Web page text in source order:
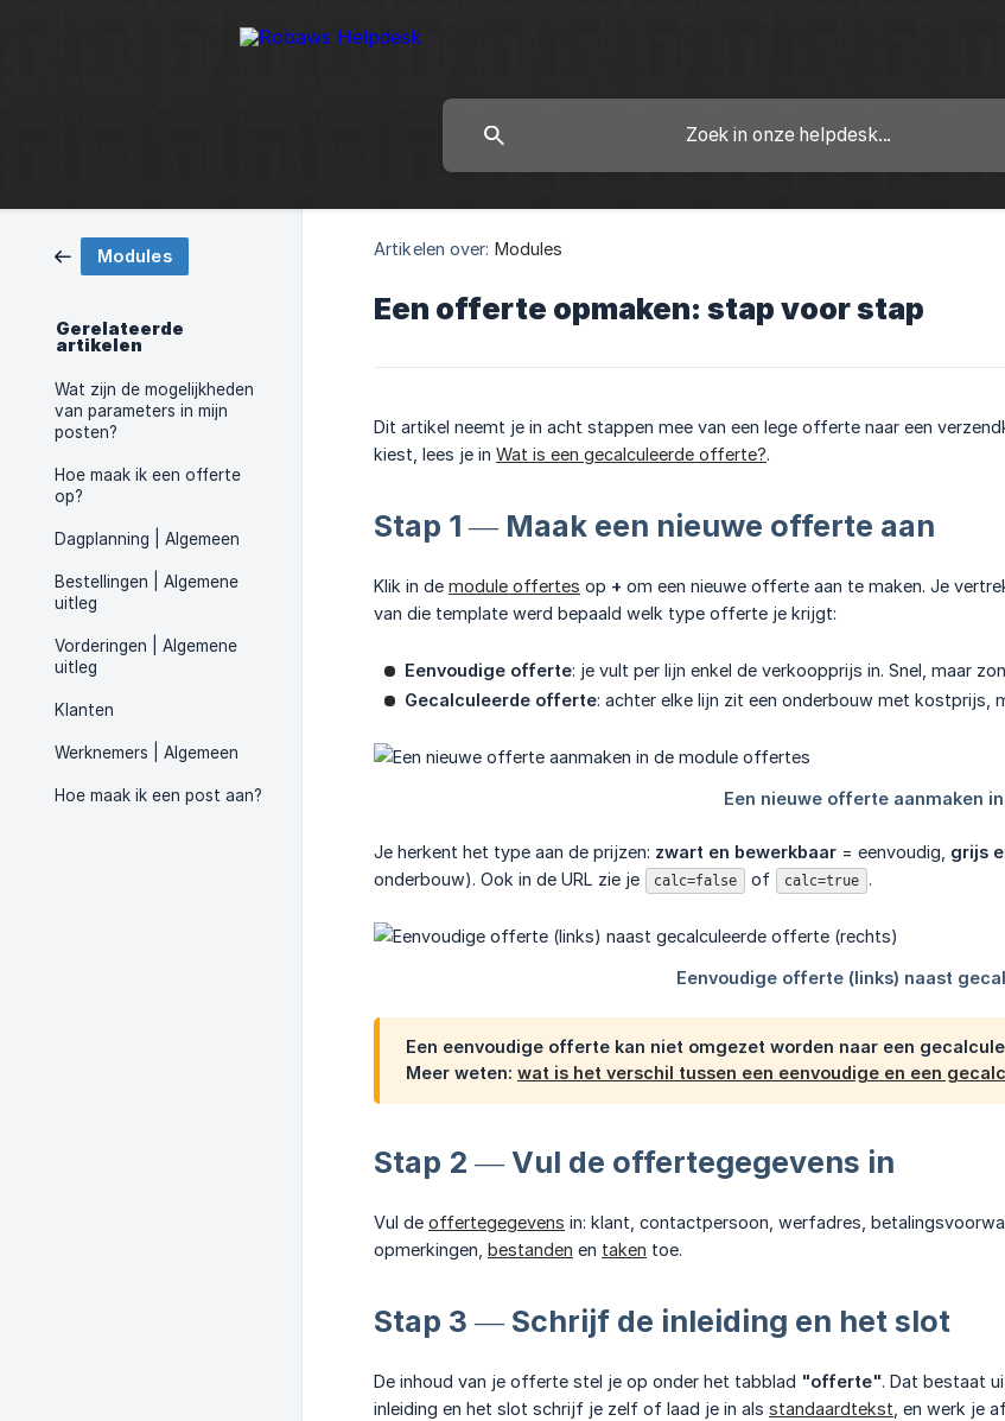
Modules
Gerelateerde
artikelen
Wat zijn de mogelijkheden
van parameters in mijn
posten?
Hoe maak ik een offerte
op?
Dagplanning | Algemeen
Bestellingen | Algemene
uitleg
Vorderingen | Algemene
uitleg
Klanten
Werknemers | Algemeen
Hoe maak ik een post aan?
Artikelen over: Modules
Een offerte opmaken: stap voor stap
Dit artikel neemt je in acht stappen mee van een lege offerte naar een
kiest, lees je in Wat is een gecalculeerde offerte?.
Stap 1 — Maak een nieuwe offerte aan
Klik in de module offertes op + om een nieuwe offerte aan te maken. Je
van die template werd bepaald welk type offerte je krijgt:
Eenvoudige offerte: je vult per lijn enkel de verkoopprijs in. Snel, maar
Gecalculeerde offerte: achter elke lijn zit een onderbouw met kostprijs,
Je herkent het type aan de prijzen: zwart en bewerkbaar = eenvoudig, grijs
onderbouw). Ook in de URL zie je
calc=false of calc=true .
Een eenvoudige offerte kan niet omgezet worden naar een
Meer weten: wat is het verschil tussen een eenvoudige en een
Stap 2 — Vul de offertegegevens in
Vul de offertegegevens in: klant, contactpersoon, werfadres,
opmerkingen, bestanden en taken toe.
Stap 3 — Schrijf de inleiding en het slot
De inhoud van je offerte stel je op onder het tabblad "offerte". Dat bestaat
inleiding en het slot schrijf je zelf of laad je in als standaardtekst , en werk je